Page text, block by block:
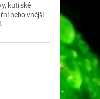
kutilské
nebo vnější